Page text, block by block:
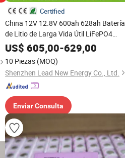
Certified
China 12V 12.8V 600ah 628ah Batería
de Litio de Larga Vida Útil LiFePO4
Batería de Almacenamiento Solar
Batería para el Hogar con 300A BMS
para Sistema Solar
US$ 605,00-629,00
10 Piezas (MOQ)
Shenzhen Lead New Energy Co., Ltd.
Enviar Consulta